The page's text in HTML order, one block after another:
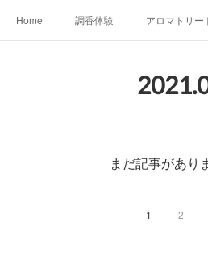
Home 調香体験 アロマトリー
Profile
2021.
まだ記事があり
1 2